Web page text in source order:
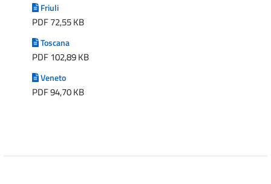
Friuli
PDF 72,55 KB
Toscana
PDF 102,89 KB
Veneto
PDF 94,70 KB